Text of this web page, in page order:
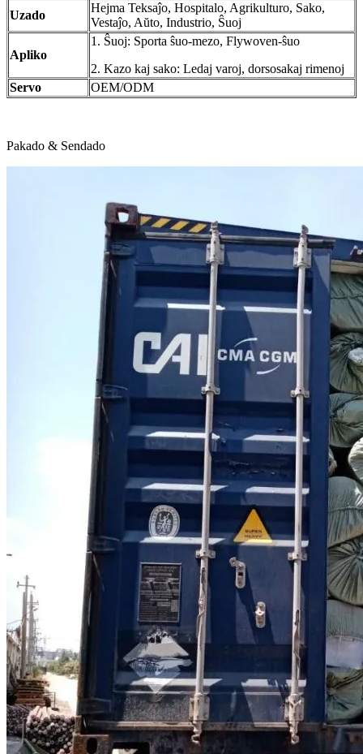
Uzado
Hejma Teksaĵo, Hospitalo, Agrikulturo, Sako,
Vestaĵo, Aŭto, Industrio, Ŝuoj
Apliko
1. Ŝuoj: Sporta ŝuo-mezo, Flywoven-ŝuo
2. Kazo kaj sako: Ledaj varoj, dorsosakaj rimenoj
Servo
OEM/ODM
Pakado & Sendado